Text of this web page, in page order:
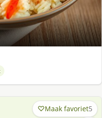
Maak favoriet5